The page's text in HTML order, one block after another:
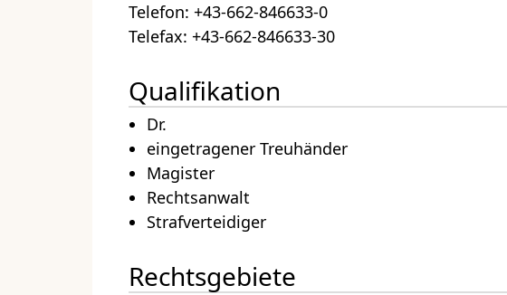
Telefon: +43-662-846633-0
Telefax: +43-662-846633-30
Qualifikation
Dr.
eingetragener Treuhänder
Magister
Rechtsanwalt
Strafverteidiger
Rechtsgebiete